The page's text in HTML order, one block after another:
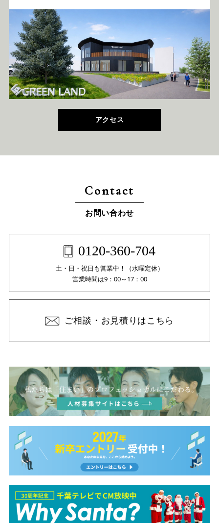
アクセス
Contact
お問い合わせ
0120-360-704
土・日・祝日も営業中！（水曜定休）
営業時間は9：00～17：00
ご相談・お見積りはこちら